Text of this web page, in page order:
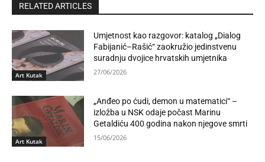
RELATED ARTICLES
Art Kutak
Umjetnost kao razgovor: katalog „Dialog
Fabijanić–Rašić“ zaokružio jedinstvenu
suradnju dvojice hrvatskih umjetnika
27/06/2026
Art Kutak
„Anđeo po ćudi, demon u matematici“ –
izložba u NSK odaje počast Marinu
Getaldiću 400 godina nakon njegove smrti
15/06/2026